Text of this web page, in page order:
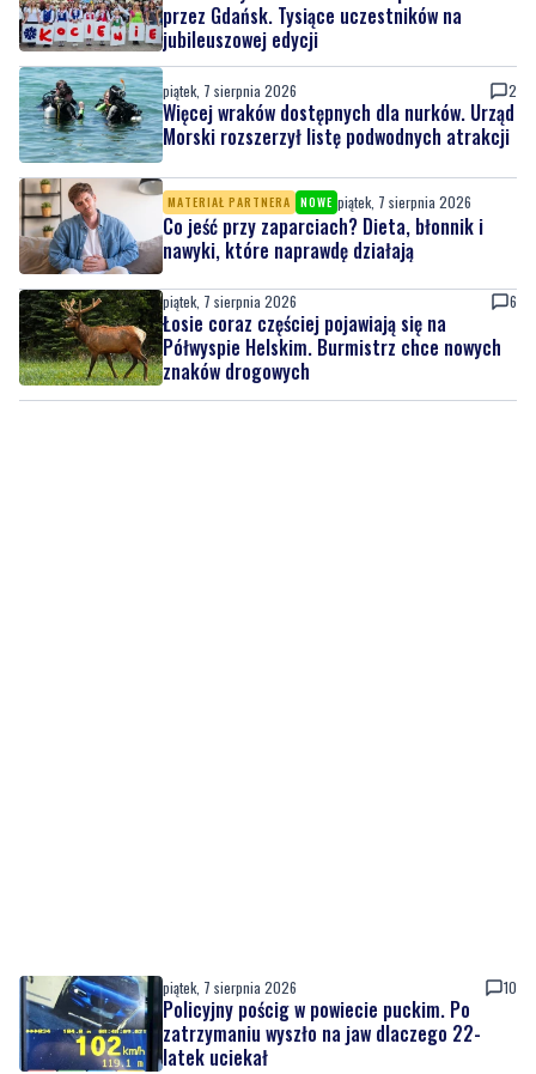
przez Gdańsk. Tysiące uczestników na
jubileuszowej edycji
piątek, 7 sierpnia 2026 2
Więcej wraków dostępnych dla nurków. Urząd
Morski rozszerzył listę podwodnych atrakcji
MATERIAŁ PARTNERA NOWE piątek, 7 sierpnia 2026
Co jeść przy zaparciach? Dieta, błonnik i
nawyki, które naprawdę działają
piątek, 7 sierpnia 2026 6
Łosie coraz częściej pojawiają się na
Półwyspie Helskim. Burmistrz chce nowych
znaków drogowych
piątek, 7 sierpnia 2026 10
Policyjny pościg w powiecie puckim. Po
zatrzymaniu wyszło na jaw dlaczego 22-
latek uciekał